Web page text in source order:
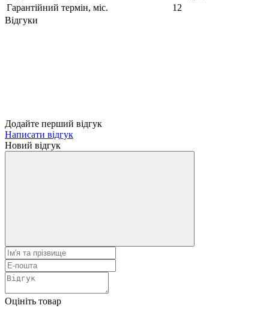
Гарантійний термін, міс.
12
Відгуки
Додайте перший відгук
Написати відгук
Новий відгук
Оцініть товар